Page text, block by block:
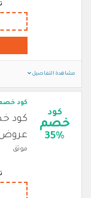
مشاهدة التفاصيل
كود
خصم
35%
كود
كود
عروض
موثق